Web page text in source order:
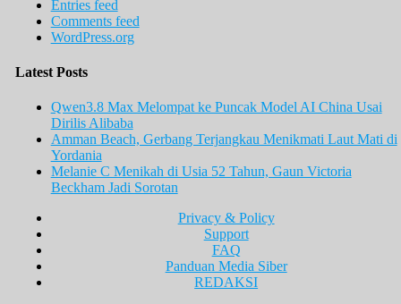
Entries feed
Comments feed
WordPress.org
Latest Posts
Qwen3.8 Max Melompat ke Puncak Model AI China Usai
Dirilis Alibaba
Amman Beach, Gerbang Terjangkau Menikmati Laut Mati di
Yordania
Melanie C Menikah di Usia 52 Tahun, Gaun Victoria
Beckham Jadi Sorotan
Privacy & Policy
Support
FAQ
Panduan Media Siber
REDAKSI